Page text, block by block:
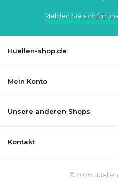
Melden Sie sich für
Huellen-shop.de
Mein Konto
Unsere anderen Shops
Kontakt
© 2026